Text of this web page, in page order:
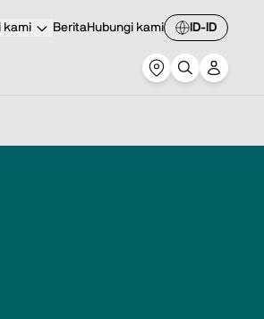
kami BeritaHubungi kami ID-ID